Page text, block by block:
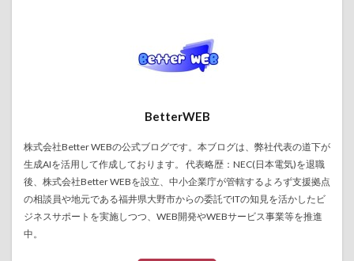
BetterWEB
株式会社Better WEBの公式ブログです。本ブログは、弊社代表の道下が
生成AIを活用して作成しております。 代表略歴：NEC(日本電気)を退職
後、株式会社Better WEBを設立、中小企業庁が管轄するよろず支援拠点
の相談員や地元である福井県大野市からの委託でITの知見を活かしたビ
ジネスサポートを実施しつつ、WEB開発やWEBサービス事業等を推進
中。